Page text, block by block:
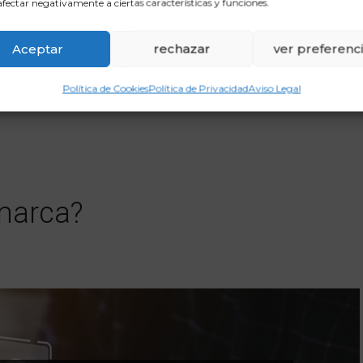
negativamente a ciertas características y funciones.
Aceptar rechazar ver
Política de CookiesPolítica de PrivacidadAviso Legal